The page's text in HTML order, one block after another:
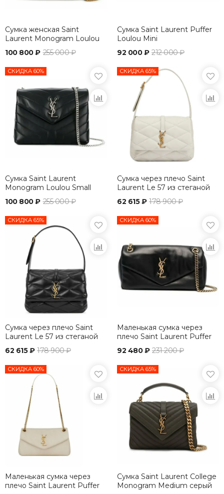
Сумка женская Saint
Laurent Monogram Loulou
Small черный
100 800 ₽ 255 000 ₽
Сумка Saint Laurent Puffer
Loulou Mini
92 000 ₽ 212 000 ₽
СКИДКА 60%
Сумка Saint Laurent
Monogram Loulou Small
100 800 ₽ 255 000 ₽
СКИДКА 65%
Сумка через плечо Saint
Laurent Le 57 из стеганой
кожи белый
62 615 ₽ 178 900 ₽
СКИДКА 65%
Сумка через плечо Saint
Laurent Le 57 из стеганой
кожи черный
62 615 ₽ 178 900 ₽
СКИДКА 60%
Маленькая сумка через
плечо Saint Laurent Puffer
92 480 ₽ 231 200 ₽
СКИДКА 60%
Маленькая сумка через
плечо Saint Laurent Puffer
СКИДКА 65%
Сумка Saint Laurent College
Monogram Medium серый